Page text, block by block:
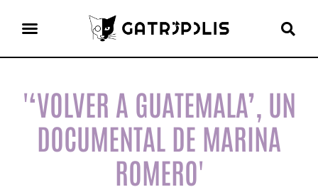
'‘VOLVER A GUATEMALA’, UN
DOCUMENTAL DE MARINA
ROMERO'